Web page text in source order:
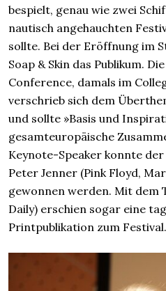
bespielt, genau wie zwei
nautisch angehauchten
sollte. Bei der Eröffnung im
Soap & Skin das Publikum.
Conference, damals im
verschrieb sich dem
und sollte »Basis und
gesamteuropäische
Keynote-Speaker konnte
Peter Jenner (Pink Floyd,
gewonnen werden. Mit dem
Daily) erschien sogar eine
Printpublikation zum Festival.